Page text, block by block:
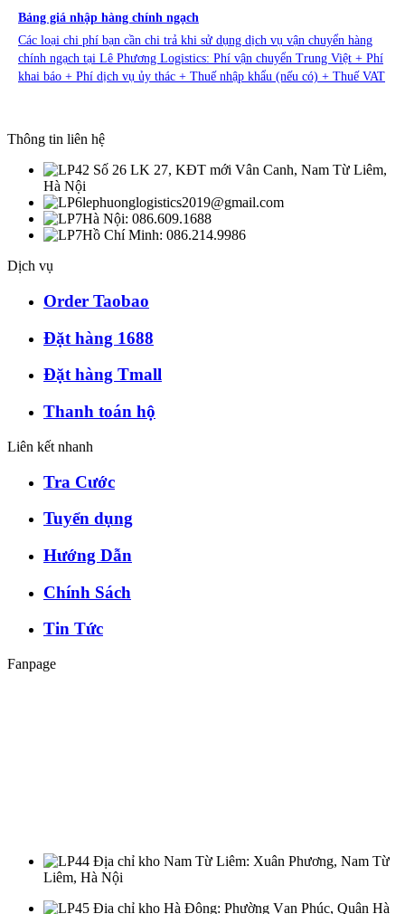
Bảng giá nhập hàng chính ngạch
Các loại chi phí bạn cần chi trả khi sử dụng dịch vụ vận chuyển hàng
chính ngạch tại Lê Phương Logistics: Phí vận chuyển Trung Việt + Phí
khai báo + Phí dịch vụ ủy thác + Thuế nhập khẩu (nếu có) + Thuế VAT
Thông tin liên hệ
Số 26 LK 27, KĐT mới Vân Canh, Nam Từ Liêm,
Hà Nội
lephuonglogistics2019@gmail.com
Hà Nội: 086.609.1688
Hồ Chí Minh: 086.214.9986
Dịch vụ
Order Taobao
Đặt hàng 1688
Đặt hàng Tmall
Thanh toán hộ
Liên kết nhanh
Tra Cước
Tuyển dụng
Hướng Dẫn
Chính Sách
Tin Tức
Fanpage
Địa chỉ kho Nam Từ Liêm: Xuân Phương, Nam Từ
Liêm, Hà Nội
Địa chỉ kho Hà Đông: Phường Vạn Phúc, Quận Hà